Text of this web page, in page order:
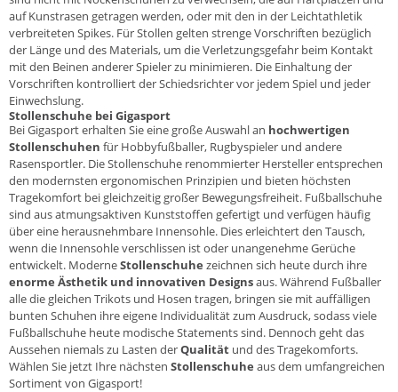
auf Kunstrasen getragen werden, oder mit den in der Leichtathletik
verbreiteten Spikes. Für Stollen gelten strenge Vorschriften bezüglich
der Länge und des Materials, um die Verletzungsgefahr beim Kontakt
mit den Beinen anderer Spieler zu minimieren. Die Einhaltung der
Vorschriften kontrolliert der Schiedsrichter vor jedem Spiel und jeder
Einwechslung.
Stollenschuhe bei Gigasport
Bei Gigasport erhalten Sie eine große Auswahl an hochwertigen
Stollenschuhen für Hobbyfußballer, Rugbyspieler und andere
Rasensportler. Die Stollenschuhe renommierter Hersteller entsprechen
den modernsten ergonomischen Prinzipien und bieten höchsten
Tragekomfort bei gleichzeitig großer Bewegungsfreiheit. Fußballschuhe
sind aus atmungsaktiven Kunststoffen gefertigt und verfügen häufig
über eine herausnehmbare Innensohle. Dies erleichtert den Tausch,
wenn die Innensohle verschlissen ist oder unangenehme Gerüche
entwickelt. ModerneStollenschuhe zeichnen sich heute durch ihre
enorme Ästhetik und innovativen Designsaus. Während Fußballer
alle die gleichen Trikots und Hosen tragen, bringen sie mit auffälligen
bunten Schuhen ihre eigene Individualität zum Ausdruck, sodass viele
Fußballschuhe heute modische Statements sind. Dennoch geht das
Aussehen niemals zu Lasten derQualität und des Tragekomforts.
Wählen Sie jetzt Ihre nächsten Stollenschuhe aus dem umfangreichen
Sortiment von Gigasport!